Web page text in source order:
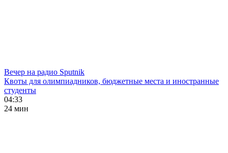
Вечер на радио Sputnik
Квоты для олимпиадников, бюджетные места и иностранные
студенты
04:33
24 мин